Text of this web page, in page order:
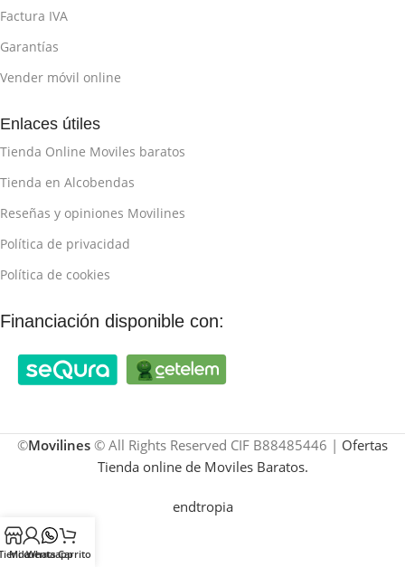
Factura IVA
Garantías
Vender móvil online
Enlaces útiles
Tienda Online Moviles baratos
Tienda en Alcobendas
Reseñas y opiniones Movilines
Política de privacidad
Política de cookies
Financiación disponible con:
©Movilines © All Rights Reserved CIF B88485446 | Ofertas
Tienda online de Moviles Baratos.
endtropia
Mi cuenta
WhatsappCarrito